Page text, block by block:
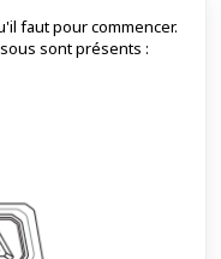
faut pour commencer.
sont présents :